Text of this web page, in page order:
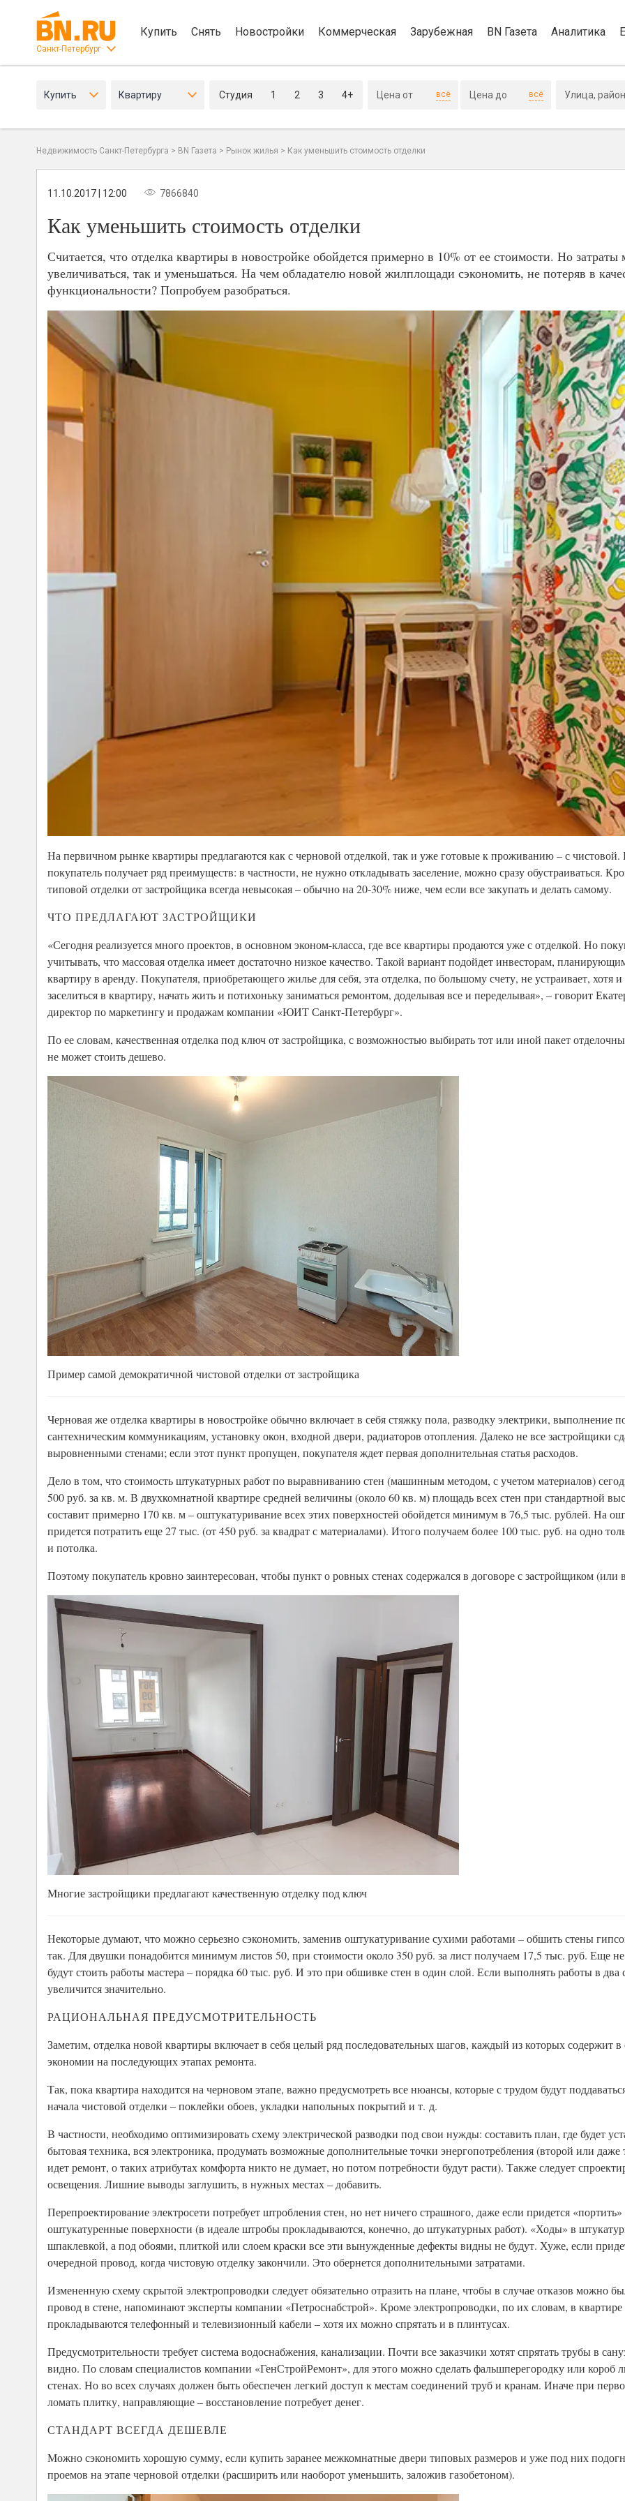
Санкт-Петербург
Купить Снять Новостройки Коммерческая Зарубежная BN Газета Аналитика
Купить Квартиру Студия 1 2 3 4+ всё всё
Недвижимость Санкт-Петербурга > BN Газета > Рынок жилья > Как уменьшить стоимость отделки
11.10.2017 | 12:00 7866840
Как уменьшить стоимость отделки
Считается, что отделка квартиры в новостройке обойдется примерно в 10% от ее стоимости. Но затраты
увеличиваться, так и уменьшаться. На чем обладателю новой жилплощади сэкономить, не потеряв в
функциональности? Попробуем разобраться.
На первичном рынке квартиры предлагаются как с черновой отделкой, так и уже готовые к проживанию – с чистовой.
покупатель получает ряд преимуществ: в частности, не нужно откладывать заселение, можно сразу обустраиваться.
типовой отделки от застройщика всегда невысокая – обычно на 20-30% ниже, чем если все закупать и делать самому.
ЧТО ПРЕДЛАГАЮТ ЗАСТРОЙЩИКИ
«Сегодня реализуется много проектов, в основном эконом-класса, где все квартиры продаются уже с отделкой. Но
учитывать, что массовая отделка имеет достаточно низкое качество. Такой вариант подойдет инвесторам,
квартиру в аренду. Покупателя, приобретающего жилье для себя, эта отделка, по большому счету, не устраивает, хотя и
заселиться в квартиру, начать жить и потихоньку заниматься ремонтом, доделывая все и переделывая», – говорит
директор по маркетингу и продажам компании «ЮИТ Санкт-Петербург».
По ее словам, качественная отделка под ключ от застройщика, с возможностью выбирать тот или иной пакет
не может стоить дешево.
Пример самой демократичной чистовой отделки от застройщика
Черновая же отделка квартиры в новостройке обычно включает в себя стяжку пола, разводку электрики, выполнение
сантехническим коммуникациям, установку окон, входной двери, радиаторов отопления. Далеко не все застройщики
выровненными стенами; если этот пункт пропущен, покупателя ждет первая дополнительная статья расходов.
Дело в том, что стоимость штукатурных работ по выравниванию стен (машинным методом, с учетом материалов)
500 руб. за кв. м. В двухкомнатной квартире средней величины (около 60 кв. м) площадь всех стен при стандартной
составит примерно 170 кв. м – оштукатуривание всех этих поверхностей обойдется минимум в 76,5 тыс. рублей. На
придется потратить еще 27 тыс. (от 450 руб. за квадрат с материалами). Итого получаем более 100 тыс. руб. на одно
и потолка.
Поэтому покупатель кровно заинтересован, чтобы пункт о ровных стенах содержался в договоре с застройщиком
Многие застройщики предлагают качественную отделку под ключ
Некоторые думают, что можно серьезно сэкономить, заменив оштукатуривание сухими работами – обшить стены
так. Для двушки понадобится минимум листов 50, при стоимости около 350 руб. за лист получаем 17,5 тыс. руб. Еще
будут стоить работы мастера – порядка 60 тыс. руб. И это при обшивке стен в один слой. Если выполнять работы в два
увеличится значительно.
РАЦИОНАЛЬНАЯ ПРЕДУСМОТРИТЕЛЬНОСТЬ
Заметим, отделка новой квартиры включает в себя целый ряд последовательных шагов, каждый из которых содержит в
экономии на последующих этапах ремонта.
Так, пока квартира находится на черновом этапе, важно предусмотреть все нюансы, которые с трудом будут
начала чистовой отделки – поклейки обоев, укладки напольных покрытий и т. д.
В частности, необходимо оптимизировать схему электрической разводки под свои нужды: составить план, где будет
бытовая техника, вся электроника, продумать возможные дополнительные точки энергопотребления (второй или даже
идет ремонт, о таких атрибутах комфорта никто не думает, но потом потребности будут расти). Также следует
освещения. Лишние выводы заглушить, в нужных местах – добавить.
Перепроектирование электросети потребует штробления стен, но нет ничего страшного, даже если придется
оштукатуренные поверхности (в идеале штробы прокладываются, конечно, до штукатурных работ). «Ходы» в
шпаклевкой, а под обоями, плиткой или слоем краски все эти вынужденные дефекты видны не будут. Хуже, если
очередной провод, когда чистовую отделку закончили. Это обернется дополнительными затратами.
Измененную схему скрытой электропроводки следует обязательно отразить на плане, чтобы в случае отказов можно
провод в стене, напоминают эксперты компании «Петроснабстрой». Кроме электропроводки, по их словам, в квартире
прокладываются телефонный и телевизионный кабели – хотя их можно спрятать и в плинтусах.
Предусмотрительности требует система водоснабжения, канализации. Почти все заказчики хотят спрятать трубы в
видно. По словам специалистов компании «ГенСтройРемонт», для этого можно сделать фальшперегородку или короб
стенах. Но во всех случаях должен быть обеспечен легкий доступ к местам соединений труб и кранам. Иначе при
ломать плитку, направляющие – восстановление потребует денег.
СТАНДАРТ ВСЕГДА ДЕШЕВЛЕ
Можно сэкономить хорошую сумму, если купить заранее межкомнатные двери типовых размеров и уже под них
проемов на этапе черновой отделки (расширить или наоборот уменьшить, заложив газобетоном).